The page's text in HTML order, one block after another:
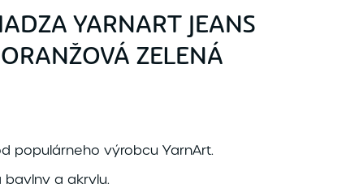
YARNART JEANS
ZELENÁ
populárneho výrobcu YarnArt.
a akrylu.